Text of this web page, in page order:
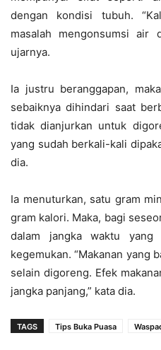
dengan kondisi tubuh.
masalah mengonsumsi air
ujarnya.
Ia justru beranggapan,
sebaiknya dihindari saat
tidak dianjurkan untuk
yang sudah berkali-kali
dia.
Ia menuturkan, satu gram
gram kalori. Maka, bagi
dalam jangka waktu yang
kegemukan. “Makanan yang
selain digoreng. Efek
jangka panjang,” kata dia.
TAGS Tips Buka Puasa